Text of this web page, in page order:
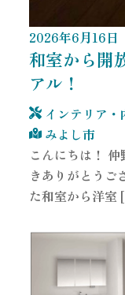
2026年6月16日
和室から開
アル！
インテリア・
みよし市
こんにちは！
きありがとうご
た和室から洋